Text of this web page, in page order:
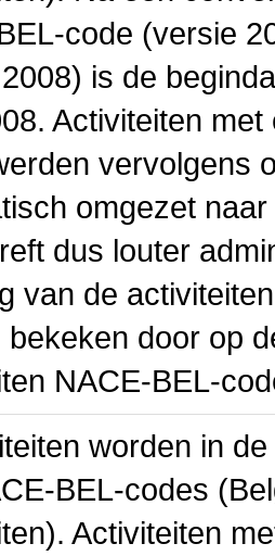
code (versie
is de
Activiteiten
vervolgens
omgezet
dus louter
van de
bekeken door op
NACE-BEL-
worden in
BEL-codes
Activiteiten